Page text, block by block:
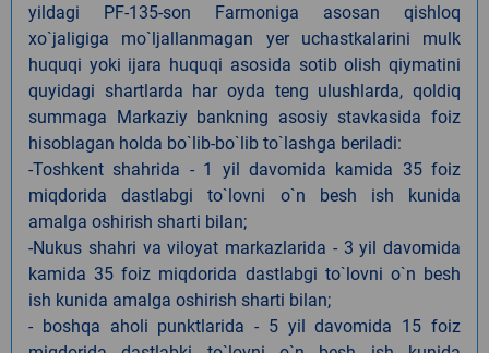
yildagi PF-135-son Farmoniga asosan qishloq
xo`jaligiga mo`ljallanmagan yer uchastkalarini mulk
huquqi yoki ijara huquqi asosida sotib olish qiymatini
quyidagi shartlarda har oyda teng ulushlarda, qoldiq
summaga Markaziy bankning asosiy stavkasida foiz
hisoblagan holda bo`lib-bo`lib to`lashga beriladi:
-Toshkent shahrida - 1 yil davomida kamida 35 foiz
miqdorida dastlabgi to`lovni o`n besh ish kunida
amalga oshirish sharti bilan;
-Nukus shahri va viloyat markazlarida - 3 yil davomida
kamida 35 foiz miqdorida dastlabgi to`lovni o`n besh
ish kunida amalga oshirish sharti bilan;
- boshqa aholi punktlarida - 5 yil davomida 15 foiz